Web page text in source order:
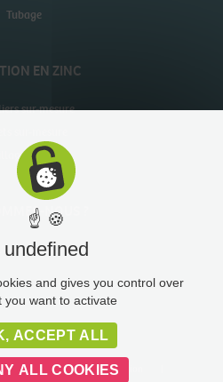
Tubage
EN ZINC
sur-mesure
muraux
NOUS ?
L’entreprise
utiles Administration
☝ 🍪
undefined
and gives you control over
you want to activate
ACCEPT ALL
ALL COOKIES